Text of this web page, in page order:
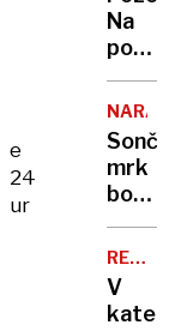
e
24
ur
dela
Na
poti
z
morja
nas
bo
lovil
nov
radar
NARAVA
mrk
bodo
ovirali
oblaki
PET
V